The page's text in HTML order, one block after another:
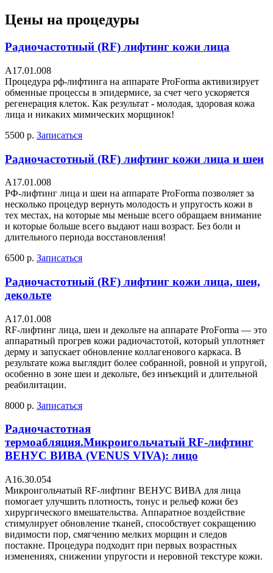
Цены на процедуры
Радиочастотный (RF) лифтинг кожи лица
A17.01.008
Процедура рф-лифтинга на аппарате ProForma активизирует
обменные процессы в эпидермисе, за счет чего ускоряется
регенерация клеток. Как результат - молодая, здоровая кожа
лица и никаких мимических морщинок!
5500 р. Записаться
Радиочастотный (RF) лифтинг кожи лица и шеи
A17.01.008
РФ-лифтинг лица и шеи на аппарате ProForma позволяет за
несколько процедур вернуть молодость и упругость кожи в
тех местах, на которые мы меньше всего обращаем внимание
и которые больше всего выдают наш возраст. Без боли и
длительного периода восстановления!
6500 р. Записаться
Радиочастотный (RF) лифтинг кожи лица, шеи,
декольте
A17.01.008
RF-лифтинг лица, шеи и декольте на аппарате ProForma — это
аппаратный прогрев кожи радиочастотой, который уплотняет
дерму и запускает обновление коллагенового каркаса. В
результате кожа выглядит более собранной, ровной и упругой,
особенно в зоне шеи и декольте, без инъекций и длительной
реабилитации.
8000 р. Записаться
Радиочастотная
термоабляция.Микроигольчатый RF-лифтинг
ВЕНУС ВИВА (VENUS VIVA): лицо
А16.30.054
Микроигольчатый RF-лифтинг ВЕНУС ВИВА для лица
помогает улучшить плотность, тонус и рельеф кожи без
хирургического вмешательства. Аппаратное воздействие
стимулирует обновление тканей, способствует сокращению
видимости пор, смягчению мелких морщин и следов
постакне. Процедура подходит при первых возрастных
изменениях, снижении упругости и неровной текстуре кожи.